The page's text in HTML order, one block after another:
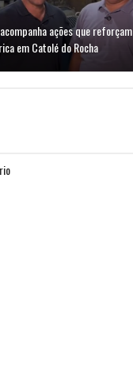
ações que reforçam
em Catolé do Rocha